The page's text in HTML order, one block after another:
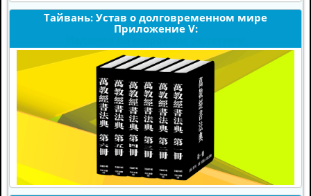
Тайвань: Устав о долговременном мире
Приложение V:
Издания по мировым религиям